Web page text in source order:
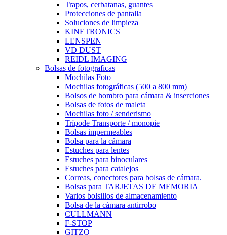
Trapos, cerbatanas, guantes
Protecciones de pantalla
Soluciones de limpieza
KINETRONICS
LENSPEN
VD DUST
REIDL IMAGING
Bolsas de fotograficas
Mochilas Foto
Mochilas fotográficas (500 a 800 mm)
Bolsos de hombro para cámara & inserciones
Bolsas de fotos de maleta
Mochilas foto / senderismo
Trípode Transporte / monopie
Bolsas impermeables
Bolsa para la cámara
Estuches para lentes
Estuches para binoculares
Estuches para catalejos
Correas, conectores para bolsas de cámara.
Bolsas para TARJETAS DE MEMORIA
Varios bolsillos de almacenamiento
Bolsa de la cámara antirrobo
CULLMANN
F-STOP
GITZO